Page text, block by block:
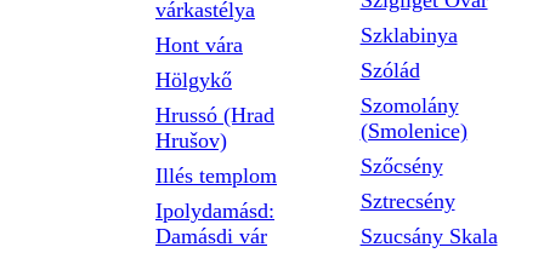
várkastélya
Hont vára
Hölgykő
Hrussó (Hrad
Hrušov)
Illés templom
Ipolydamásd:
Damásdi vár
Szklabinya
Szólád
Szomolány
(Smolenice)
Szőcsény
Sztrecsény
Szucsány Skala